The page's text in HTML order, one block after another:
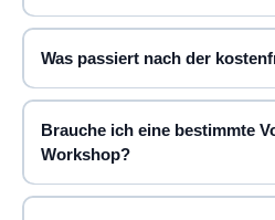
Was passiert nach der
Brauche ich eine bestimmte
Workshop?